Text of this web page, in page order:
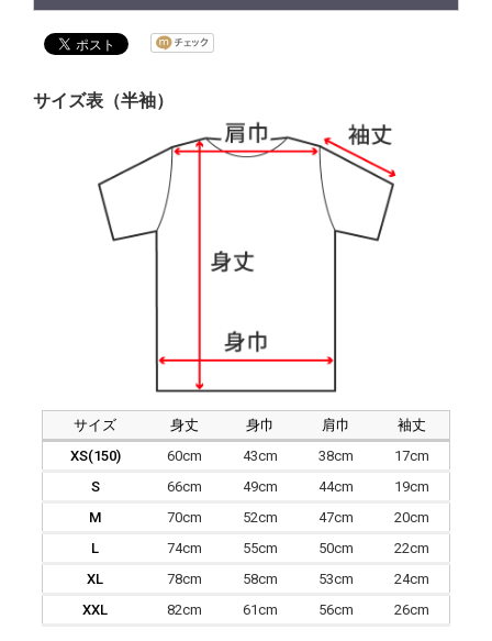
サイズ表（半袖）
サイズ 身丈 身巾 肩巾
袖丈
XS(150)
60cm 43cm 38cm
17cm
S
66cm 49cm 44cm
19cm
M
70cm 52cm 47cm
20cm
L
74cm 55cm 50cm
22cm
XL
78cm 58cm 53cm
24cm
XXL
82cm 61cm 56cm 26cm